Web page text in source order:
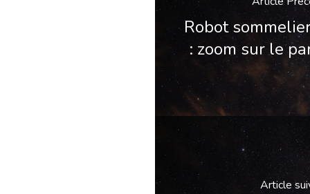
Robot
: zoom sur le
Article